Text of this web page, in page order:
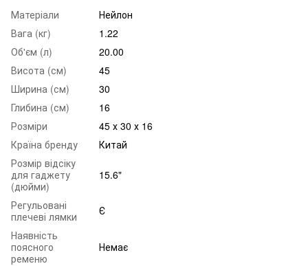
Матеріали
Нейлон
Вага (кг)
1.22
Об'єм (л)
20.00
Висота (см)
45
Ширина (см)
30
Глибина (см)
16
Розміри
45 х 30 х 16
Країна бренду
Китай
Розмір відсіку
для гаджету
(дюйми)
15.6"
Регульовані
плечеві лямки
Є
Наявність
поясного
ременю
Немає